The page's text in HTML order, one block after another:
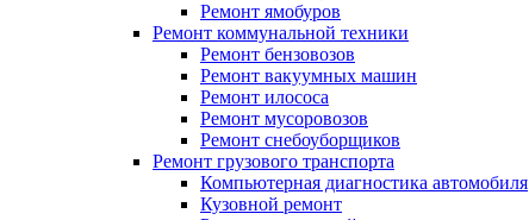
Ремонт ямобуров
Ремонт коммунальной техники
Ремонт бензовозов
Ремонт вакуумных машин
Ремонт илососа
Ремонт мусоровозов
Ремонт снебоуборщиков
Ремонт грузового транспорта
Компьютерная диагностика автомобиля
Кузовной ремонт